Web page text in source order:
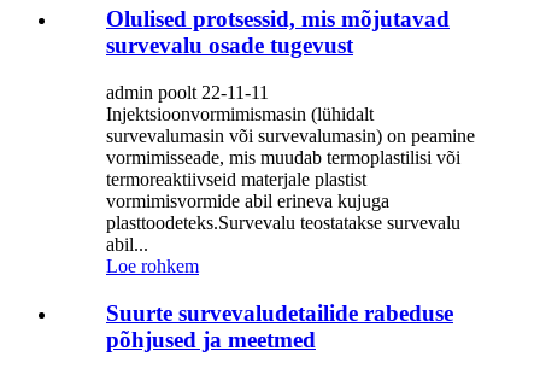
Olulised protsessid, mis mõjutavad
survevalu osade tugevust
admin poolt 22-11-11
Injektsioonvormimismasin (lühidalt
survevalumasin või survevalumasin) on peamine
vormimisseade, mis muudab termoplastilisi või
termoreaktiivseid materjale plastist
vormimisvormide abil erineva kujuga
plasttoodeteks.Survevalu teostatakse survevalu
abil...
Loe rohkem
Suurte survevaludetailide rabeduse
põhjused ja meetmed